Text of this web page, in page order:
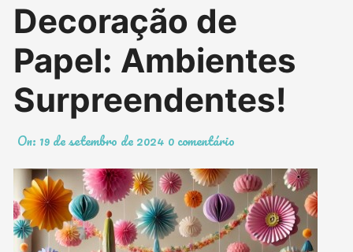
Decoração de
Papel: Ambientes
Surpreendentes!
On: 19 de setembro de 2024 0 comentário